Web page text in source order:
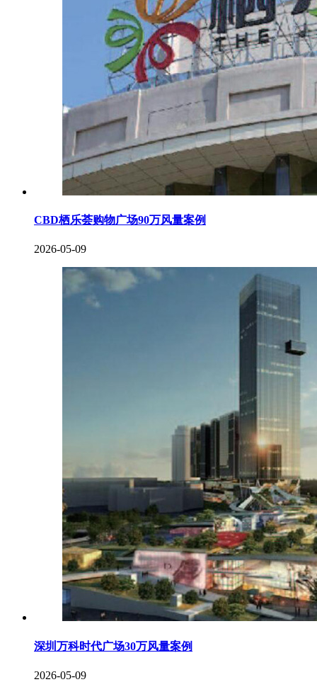
CBD栖乐荟购物广场90万风量案例
2026-05-09
深圳万科时代广场30万风量案例
2026-05-09